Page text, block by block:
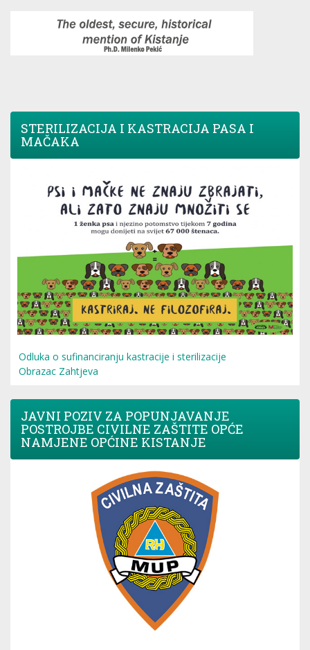
STERILIZACIJA I KASTRACIJA PASA I
MAČAKA
Odluka o sufinanciranju kastracije i sterilizacije
Obrazac Zahtjeva
JAVNI POZIV ZA POPUNJAVANJE
POSTROJBE CIVILNE ZAŠTITE OPĆE
NAMJENE OPĆINE KISTANJE